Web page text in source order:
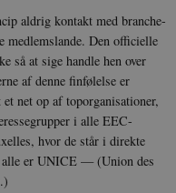
aldrig kontakt med branche-
medlemslande. Den officielle
så at sige handle hen over
af denne finfølelse er
net op af toporganisationer,
i alle EEC-
hvor de står i direkte
alle er UNICE — (Union des